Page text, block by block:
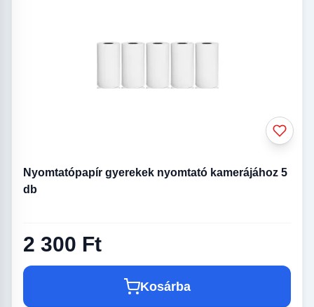
Nyomtatópapír gyerekek nyomtató kamerájához 5
db
2 300 Ft
Kosárba